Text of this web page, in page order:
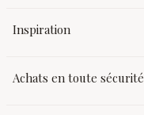
Inspiration
Achats en toute sécurité